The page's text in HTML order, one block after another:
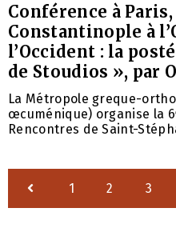
Conférence à
Constantinople à
l’Occident : la
de Stoudios », par
La Métropole greque-
œcuménique) organise la
Rencontres de Saint-
1 2 3